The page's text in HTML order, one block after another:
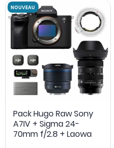
Pack Hugo Raw Sony
A7IV + Sigma 24-
70mm f/2.8 + Laowa